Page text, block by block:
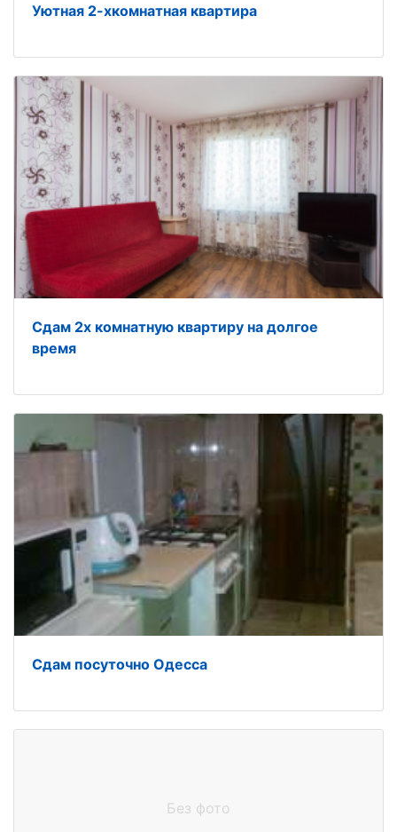
Уютная 2-хкомнатная квартира
Сдам 2х комнатную квартиру на долгое
время
Сдам посуточно Одесса
Без фото